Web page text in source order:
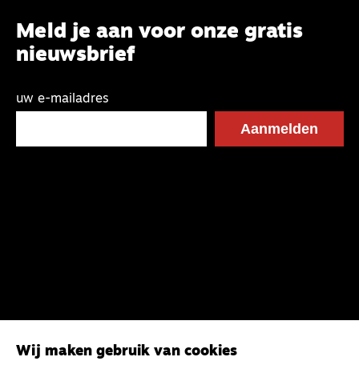
Meld je aan voor onze gratis
nieuwsbrief
uw e-mailadres
Wij maken gebruik van cookies